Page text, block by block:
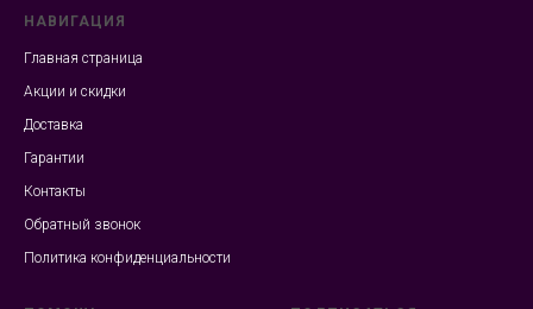
НАВИГАЦИЯ
Главная страница
Акции и скидки
Доставка
Гарантии
Контакты
Обратный звонок
Политика конфиденциальности